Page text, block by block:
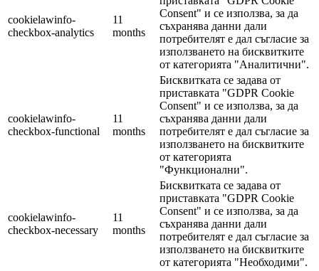
cookielawinfo-
checkbox-analytics
11
months
Consent" и се използва, за да
съхранява данни дали
потребителят е дал съгласие за
използването на бисквитките
от категорията "Аналитични".
cookielawinfo-
checkbox-functional
11
months
Бисквитката се задава от
приставката "GDPR Cookie
Consent" и се използва, за да
съхранява данни дали
потребителят е дал съгласие за
използването на бисквитките
от категорията
"Функционални".
cookielawinfo-
checkbox-necessary
11
months
Бисквитката се задава от
приставката "GDPR Cookie
Consent" и се използва, за да
съхранява данни дали
потребителят е дал съгласие за
използването на бисквитките
от категорията "Необходими".